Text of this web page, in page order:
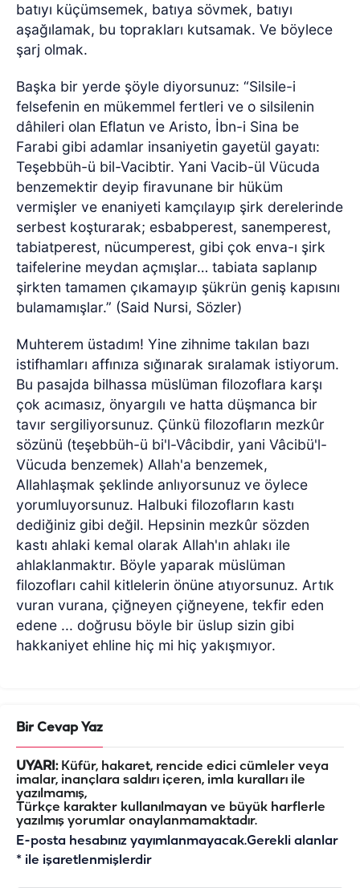
batıyı küçümsemek, batıya sövmek, batıyı
aşağılamak, bu toprakları kutsamak. Ve böylece
şarj olmak.
Başka bir yerde şöyle diyorsunuz: “Silsile-i
felsefenin en mükemmel fertleri ve o silsilenin
dâhileri olan Eflatun ve Aristo, İbn-i Sina be
Farabi gibi adamlar insaniyetin gayetül gayatı:
Teşebbüh-ü bil-Vacibtir. Yani Vacib-ül Vücuda
benzemektir deyip firavunane bir hüküm
vermişler ve enaniyeti kamçılayıp şirk derelerinde
serbest koşturarak; esbabperest, sanemperest,
tabiatperest, nücumperest, gibi çok enva-ı şirk
taifelerine meydan açmışlar… tabiata saplanıp
şirkten tamamen çıkamayıp şükrün geniş kapısını
bulamamışlar.” (Said Nursi, Sözler)
Muhterem üstadım! Yine zihnime takılan bazı
istifhamları affınıza sığınarak sıralamak istiyorum.
Bu pasajda bilhassa müslüman filozoflara karşı
çok acımasız, önyargılı ve hatta düşmanca bir
tavır sergiliyorsunuz. Çünkü filozofların mezkûr
sözünü (teşebbüh-ü bi'l-Vâcibdir, yani Vâcibü'l-
Vücuda benzemek) Allah'a benzemek,
Allahlaşmak şeklinde anlıyorsunuz ve öylece
yorumluyorsunuz. Halbuki filozofların kastı
dediğiniz gibi değil. Hepsinin mezkûr sözden
kastı ahlaki kemal olarak Allah'ın ahlakı ile
ahlaklanmaktır. Böyle yaparak müslüman
filozofları cahil kitlelerin önüne atıyorsunuz. Artık
vuran vurana, çiğneyen çiğneyene, tekfir eden
edene ... doğrusu böyle bir üslup sizin gibi
hakkaniyet ehline hiç mi hiç yakışmıyor.
Bir Cevap Yaz
UYARI:Küfür, hakaret, rencide edici cümleler veya
imalar, inançlara saldırı içeren, imla kuralları ile
yazılmamış,
Türkçe karakter kullanılmayan ve büyük harflerle
yazılmış yorumlar onaylanmamaktadır.
E-posta hesabınız yayımlanmayacak.Gerekli alanlar
* ile işaretlenmişlerdir